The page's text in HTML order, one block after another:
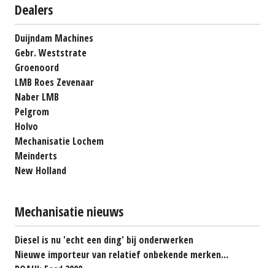
Dealers
Duijndam Machines
Gebr. Weststrate
Groenoord
LMB Roes Zevenaar
Naber LMB
Pelgrom
Holvo
Mechanisatie Lochem
Meinderts
New Holland
Mechanisatie nieuws
Diesel is nu 'echt een ding' bij onderwerken
Nieuwe importeur van relatief onbekende merken...